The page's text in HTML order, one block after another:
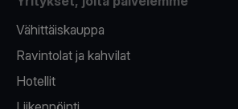
Vähittäiskauppa
Ravintolat ja kahvilat
Hotellit